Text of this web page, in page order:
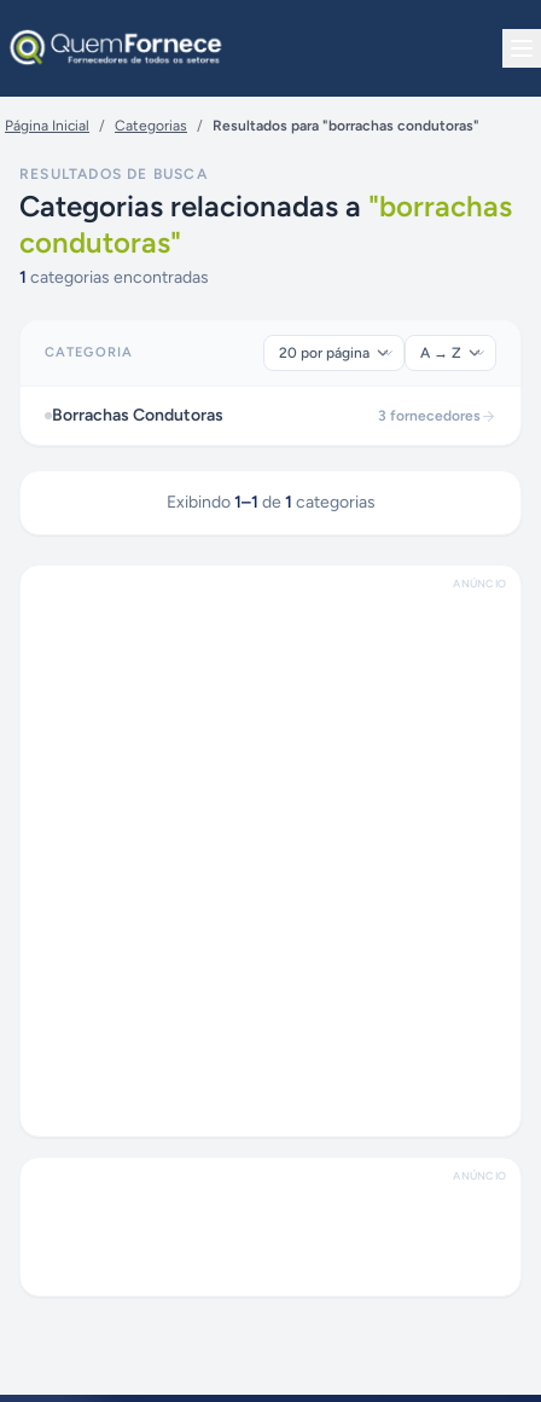
Página Inicial / Categorias / Resultados para "borrachas condutoras"
RESULTADOS DE BUSCA
Categorias relacionadas a "borrachas
condutoras"
1 categorias encontradas
CATEGORIA
Borrachas Condutoras 3 fornecedores
Exibindo 1–1 de 1 categorias
ANÚNCIO
ANÚNCIO